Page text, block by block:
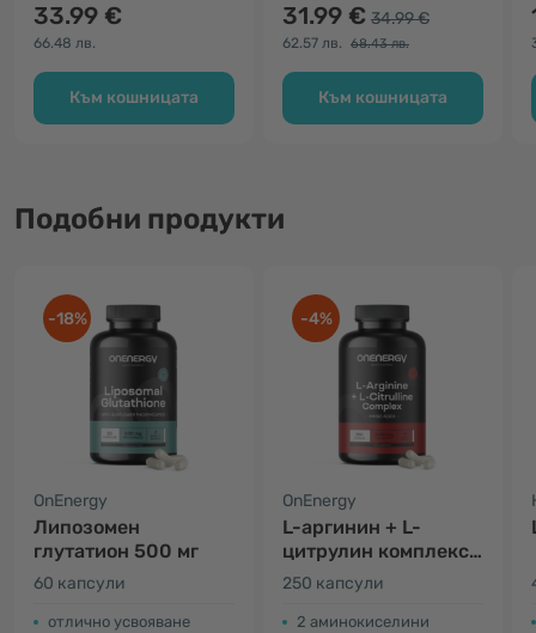
33.99 €
66.48 лв.
Към кошницата
31.99 € 34.99 €
62.57 лв. 68.43 лв.
Към кошницата
Подобни продукти
-18%
OnEnergy
Липозомен
глутатион 500 мг
60 капсули
отлично усвояване
-4%
OnEnergy
L-аргинин + L-
цитрулин комплекс
3000 мг
250 капсули
2 аминокиселини